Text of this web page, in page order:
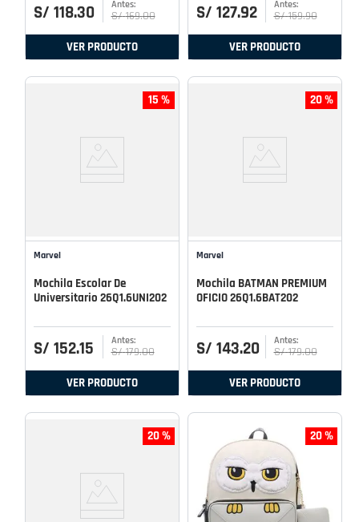
S/ 118.30 S/ 169.00
VER PRODUCTO
S/ 127.92 S/ 159.90
VER PRODUCTO
15 %
Marvel
Mochila Escolar De
Universitario 26Q1.6UNI202
S/ 152.15 S/ 179.00
VER PRODUCTO
20 %
Marvel
Mochila BATMAN PREMIUM
OFICIO 26Q1.6BAT202
S/ 143.20 S/ 179.00
VER PRODUCTO
20 % 20 %